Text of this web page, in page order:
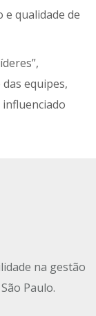
qualidade de
equipes,
na gestão
Paulo.